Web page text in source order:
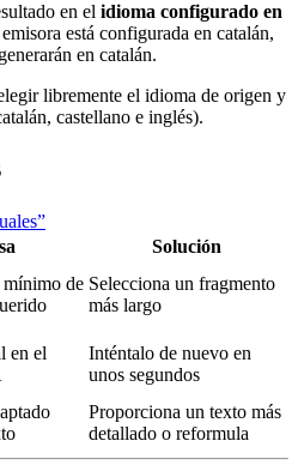
en el idioma configurado en
está configurada en catalán,
en catalán.
libremente el idioma de origen y
castellano e inglés).
Solución
de Selecciona un fragmento
más largo
en el
Inténtalo de nuevo en
unos segundos
Proporciona un texto más
detallado o reformula